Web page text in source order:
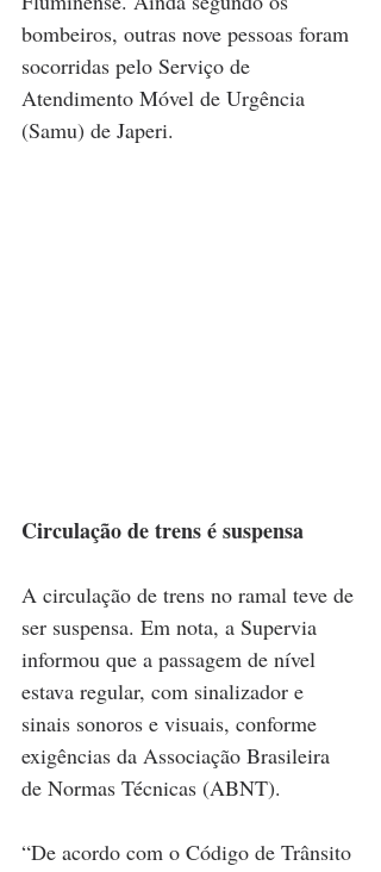
bombeiros, outras nove pessoas foram
socorridas pelo Serviço de
Atendimento Móvel de Urgência
(Samu) de Japeri.
Circulação de trens é suspensa
A circulação de trens no ramal teve de
ser suspensa. Em nota, a Supervia
informou que a passagem de nível
estava regular, com sinalizador e
sinais sonoros e visuais, conforme
exigências da Associação Brasileira
de Normas Técnicas (ABNT).
“De acordo com o Código de Trânsito